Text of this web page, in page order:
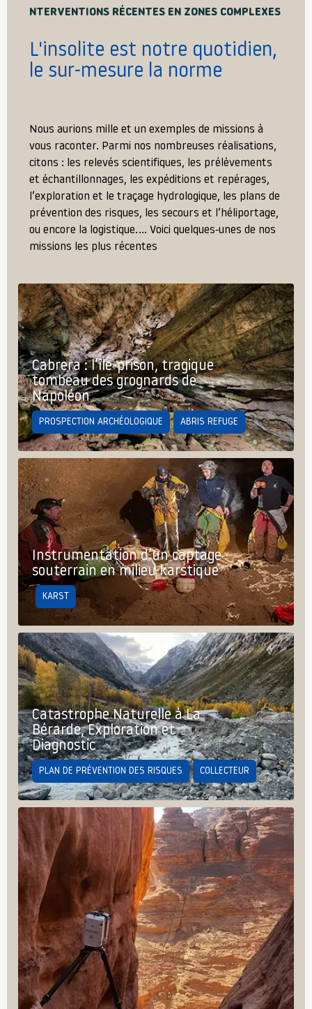
NTERVENTIONS RÉCENTES EN ZONES COMPLEXES
L'insolite est notre quotidien,
le sur-mesure la norme
Nous aurions mille et un exemples de missions à
vous raconter. Parmi nos nombreuses réalisations,
citons : les relevés scientifiques, les prélèvements
et échantillonnages, les expéditions et repérages,
l’exploration et le traçage hydrologique, les plans de
prévention des risques, les secours et l’héliportage,
ou encore la logistique.… Voici quelques-unes de nos
missions les plus récentes
Cabrera : l’île-prison, tragique
tombeau des grognards de
Napoléon
PROSPECTION ARCHÉOLOGIQUE ABRIS REFUGE
Instrumentation d’un captage
souterrain en milieu karstique
KARST
Catastrophe Naturelle à La
Bérarde, Exploration et
Diagnostic
PLAN DE PRÉVENTION DES RISQUES COLLECTEUR